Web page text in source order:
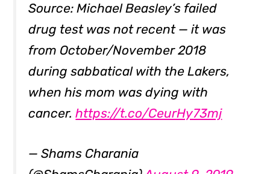
Source: Michael Beasley’s failed
drug test was not recent — it was
from October/November 2018
during sabbatical with the Lakers,
when his mom was dying with
cancer.https://t.co/CeurHy73mj
— Shams Charania